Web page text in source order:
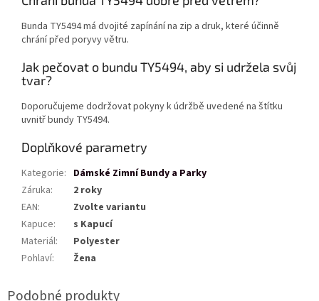
Bunda TY5494 má dvojité zapínání na zip a druk, které účinně
chrání před poryvy větru.
Jak pečovat o bundu TY5494, aby si udržela svůj
tvar?
Doporučujeme dodržovat pokyny k údržbě uvedené na štítku
uvnitř bundy TY5494.
Doplňkové parametry
Kategorie: Dámské Zimní Bundy a Parky
Záruka:
2 roky
EAN:
Zvolte variantu
Kapuce:
s Kapucí
Materiál:
Polyester
Pohlaví: Žena